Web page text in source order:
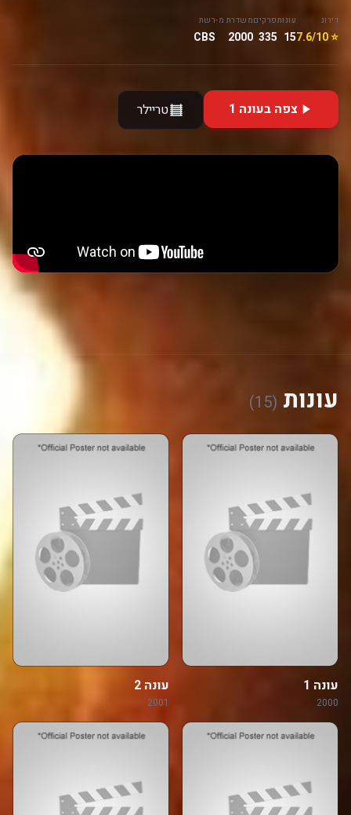
דירוג
⭐ 7.6/10
עונות
15
פרקים
335
משדרת מ-
2000
רשת
CBS
צפה בעונה 1 טריילר
עונות (15)
עונה 1
2000
עונה 2
2001